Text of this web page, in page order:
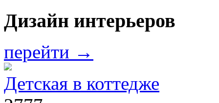
Дизайн интерьеров
перейти →
Детская в коттедже